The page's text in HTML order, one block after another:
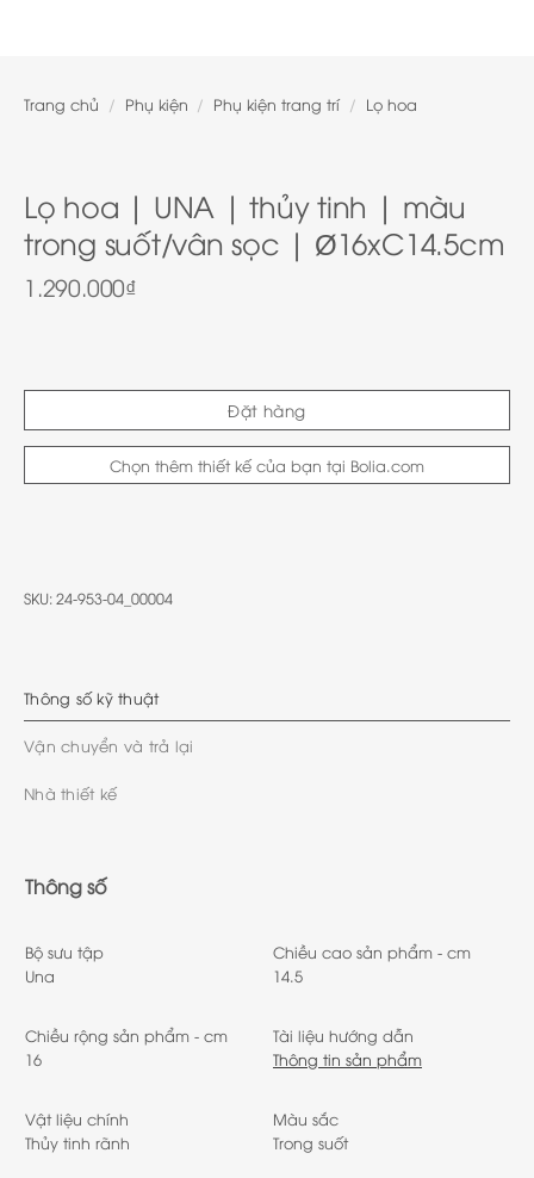
Trang chủ / Phụ kiện / Phụ kiện trang trí / Lọ hoa
Lọ hoa | UNA | thủy tinh | màu
trong suốt/vân sọc | Ø16xC14.5cm
1.290.000₫
Đặt hàng
Chọn thêm thiết kế của bạn tại Bolia.com
SKU:24-953-04_00004
Thông số kỹ thuật
Vận chuyển và trả lại
Nhà thiết kế
Thông số
Bộ sưu tập
Una
Chiều cao sản phẩm - cm
14.5
Chiều rộng sản phẩm - cm
16
Tài liệu hướng dẫn
Thông tin sản phẩm
Vật liệu chính
Thủy tinh rãnh
Màu sắc
Trong suốt